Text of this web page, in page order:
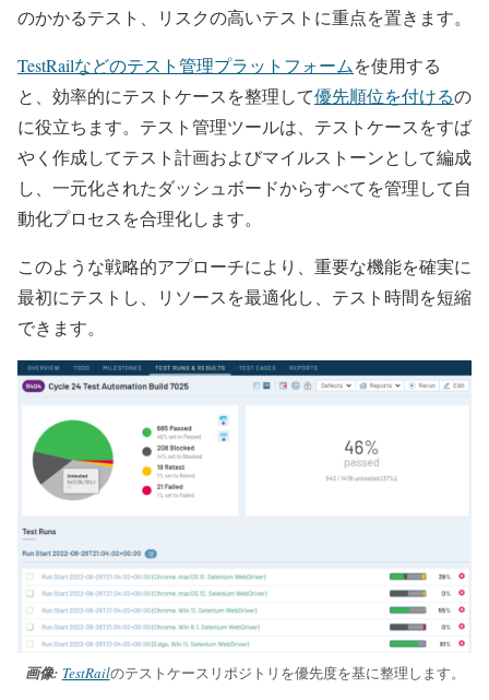
のかかるテスト、リスクの高いテストに重点を置きます。
TestRailなどのテスト管理プラットフォームを使用する
と、効率的にテストケースを整理して優先順位を付けるの
に役立ちます。テスト管理ツールは、テストケースをすば
やく作成してテスト計画およびマイルストーンとして編成
し、一元化されたダッシュボードからすべてを管理して自
動化プロセスを合理化します。
このような戦略的アプローチにより、重要な機能を確実に
最初にテストし、リソースを最適化し、テスト時間を短縮
できます。
画像: TestRailのテストケースリポジトリを優先度を基に整理します。